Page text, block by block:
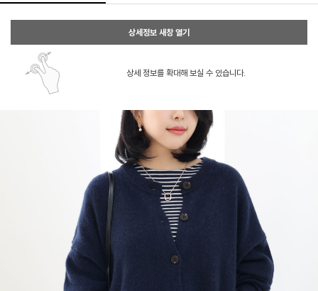
상세정보 새창 열기
상세 정보를 확대해 보실 수 있습니다.